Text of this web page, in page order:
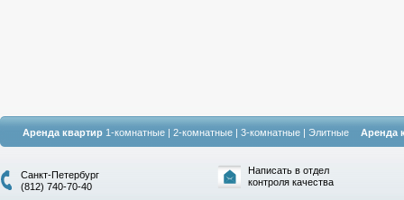
Аренда квартир 1-комнатные | 2-комнатные | 3-комнатные | Элитные Аренда
Санкт-Петербург
(812) 740-70-40
Написать в отдел
контроля качества